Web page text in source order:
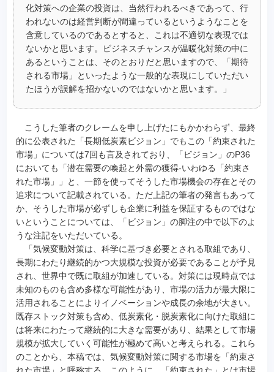
化対策への企業の投資は、当然行われるべきであって、行
われないのは経営判断が間違っているというようなことを
含意しているのであるとすると、これは不適切な表現では
ないかと思います。ビジネスチャンスが温暖化対策の中に
あるということは、そのとおりだと思いますので、「期待
される市場」といったような一般的な表現にしていただい
たほうが誤解を招かないのではないかと思います。」
こうした筆者のクレームを申し上げたにもかかわらず、最終
的に公表された「長期低炭素ビジョン」でもこの「約束された
市場」については7回も言及されており、「ビジョン」のP36
においても「潜在需要の喚起と外需の獲得-いわゆる「約束さ
れた市場」」と、一節を使ってそうした市場機会の存在とその
追求について記載されている。ただ上記の筆者の発言もあって
か、そうした市場が必ずしも企業に利益を保証するものではな
いということについては、「ビジョン」の脚注の中で以下のよ
うな注記をいただいている。
「気候変動対策は、科学に基づき必要とされる取組であり、
長期にわたり継続的かつ大規模な投資が必要であることが予見
され、世界中で既に取組が加速している。対策には現時点では
未知のものも含め多様な可能性があり、市場の活力が最大限に
活用されることによりイノベーションや成長の余地が大きい。
既存ストック対策も含め、低炭素化・脱炭素化に向けた取組に
は将来にわたって継続的に大きな需要があり、結果として市場
規模が拡大していく可能性が極めて高いと考えられる。これら
のことから、本稿では、気候変動対策に関する市場を「約束さ
れた市場」と呼称する。このように、「約束された」とは市場